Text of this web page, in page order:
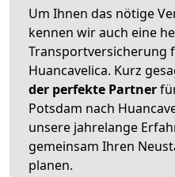
Um Ihnen das nötige
kennen wir auch eine
Transportversicherung
Huancavelica. Kurz
der perfekte Partner
Potsdam nach
unsere jahrelange
gemeinsam Ihren
planen.